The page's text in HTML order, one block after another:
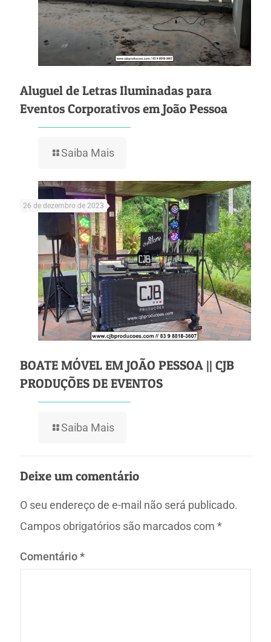
Aluguel de Letras Iluminadas para
Eventos Corporativos em João Pessoa
Saiba Mais
26 de dezembro de 2023
BOATE MÓVEL EM JOÃO PESSOA || CJB
PRODUÇÕES DE EVENTOS
Saiba Mais
Deixe um comentário
O seu endereço de e-mail não será publicado.
Campos obrigatórios são marcados com *
Comentário*